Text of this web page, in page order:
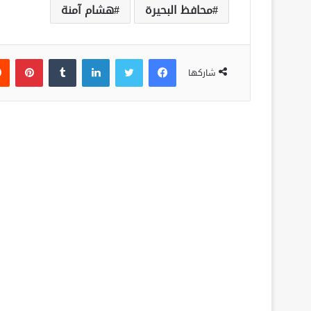
محافظ البحيرة
هشام آمنة
شاركها
فيسبوك لينكدإن بينتيريست